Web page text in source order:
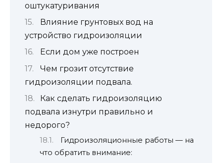
оштукатуривания
Влияние грунтовых вод на
устройство гидроизоляции
Если дом уже построен
Чем грозит отсутствие
гидроизоляции подвала.
Как сделать гидроизоляцию
подвала изнутри правильно и
недорого?
Гидроизоляционные работы — на
что обратить внимание: